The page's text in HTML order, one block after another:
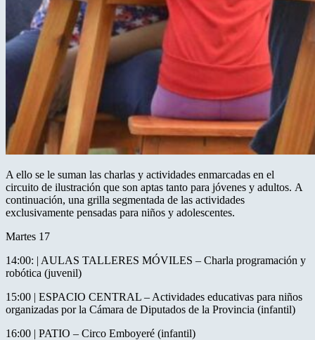
A ello se le suman las charlas y actividades enmarcadas en el
circuito de ilustración que son aptas tanto para jóvenes y adultos. A
continuación, una grilla segmentada de las actividades
exclusivamente pensadas para niños y adolescentes.
Martes 17
14:00: | AULAS TALLERES MÓVILES – Charla programación y
robótica (juvenil)
15:00 | ESPACIO CENTRAL – Actividades educativas para niños
organizadas por la Cámara de Diputados de la Provincia (infantil)
16:00 | PATIO – Circo Emboyeré (infantil)